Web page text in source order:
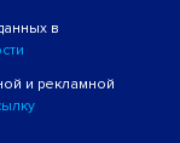
в
и рекламной